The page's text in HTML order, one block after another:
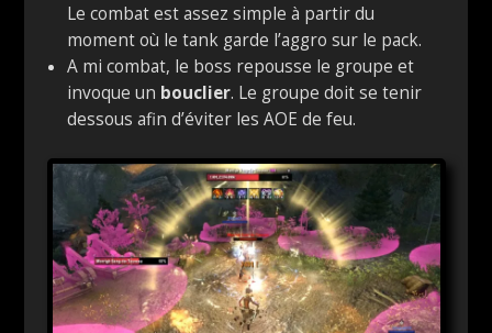
Le combat est assez simple à partir du
moment où le tank garde l’aggro sur le pack.
A mi combat, le boss repousse le groupe et
invoque un bouclier. Le groupe doit se tenir
dessous afin d’éviter les AOE de feu.